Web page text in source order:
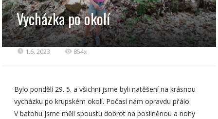
Vycházka po okolí
1.6. 2023 854x
Bylo pondělí 29. 5. a všichni jsme byli natěšení na krásnou
vycházku po krupském okolí. Počasí nám opravdu přálo.
V batohu jsme měli spoustu dobrot na posilněnou a nohy